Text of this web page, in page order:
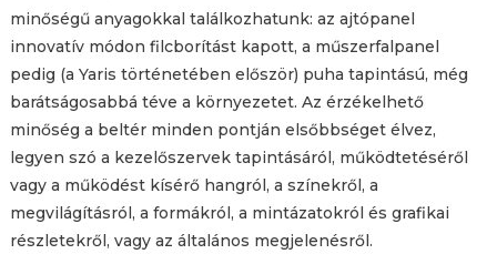
minőségű anyagokkal találkozhatunk: az ajtópanel
innovatív módon filcborítást kapott, a műszerfalpanel
pedig (a Yaris történetében először) puha tapintású, még
barátságosabbá téve a környezetet. Az érzékelhető
minőség a beltér minden pontján elsőbbséget élvez,
legyen szó a kezelőszervek tapintásáról, működtetéséről
vagy a működést kísérő hangról, a színekről, a
megvilágításról, a formákról, a mintázatokról és grafikai
részletekről, vagy az általános megjelenésről.